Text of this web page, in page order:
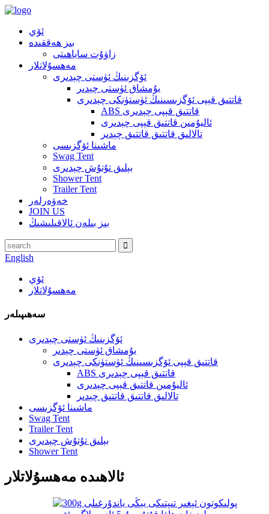
ئۆي
بىز ھەققىدە
زاۋۇت ساياھىتى
مەھسۇلاتلار
ئۆگزىنىڭ ئۈستى چېدىرى
يۇمشاق ئۈستى چېدىر
قاتتىق قېپى ئۆگزىسىنىڭ ئۈستۈنكى چېدىرى
ABS قاتتىق قېپى چېدىرى
ئاليۇمىن قاتتىق قېپى چېدىرى
تالالىق قاتتىق قاتتىق چېدىر
ماشىنا ئۆگزىسى
Swag Tent
بېلىق تۇتۇش چېدىرى
Shower Tent
Trailer Tent
خەۋەرلەر
JOIN US
بىز بىلەن ئالاقىلىشىڭ
English
ئۆي
مەھسۇلاتلار
سەھىپىلەر
ئۆگزىنىڭ ئۈستى چېدىرى
يۇمشاق ئۈستى چېدىر
قاتتىق قېپى ئۆگزىسىنىڭ ئۈستۈنكى چېدىرى
ABS قاتتىق قېپى چېدىرى
ئاليۇمىن قاتتىق قېپى چېدىرى
تالالىق قاتتىق قاتتىق چېدىر
ماشىنا ئۆگزىسى
Swag Tent
Trailer Tent
بېلىق تۇتۇش چېدىرى
Shower Tent
ئالاھىدە مەھسۇلاتلار